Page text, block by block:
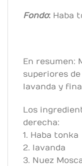
Fondo: Haba
En resumen:
superiores
lavanda y
Los
derecha:
1. Haba tonka
2. lavanda
3. Nuez